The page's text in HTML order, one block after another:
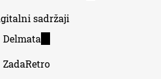
sadržaji
Delmata
external)
ZadaRetro